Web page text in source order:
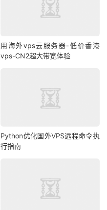
用海外vps云服务器-低价香港
vps-CN2超大带宽体验
Python优化国外VPS远程命令执
行指南